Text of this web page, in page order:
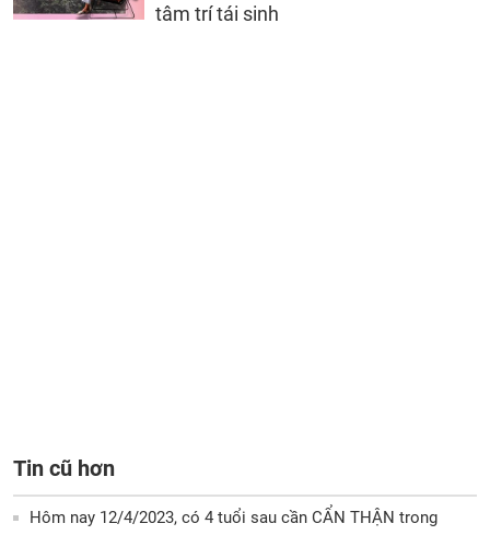
tâm trí tái sinh
Tin cũ hơn
Hôm nay 12/4/2023, có 4 tuổi sau cần CẨN THẬN trong